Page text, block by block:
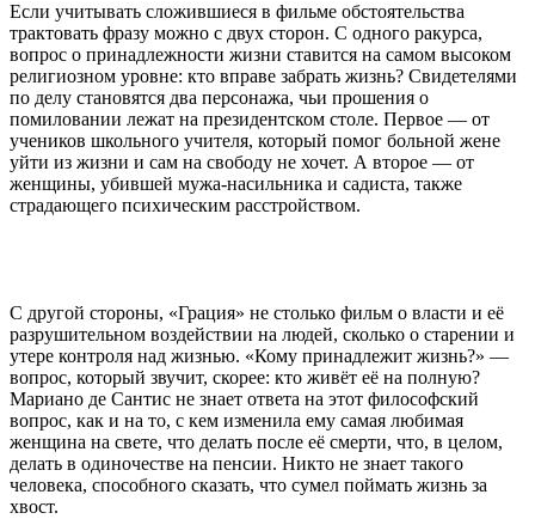
Если учитывать сложившиеся в фильме обстоятельства
трактовать фразу можно с двух сторон. С одного ракурса,
вопрос о принадлежности жизни ставится на самом высоком
религиозном уровне: кто вправе забрать жизнь? Свидетелями
по делу становятся два персонажа, чьи прошения о
помиловании лежат на президентском столе. Первое — от
учеников школьного учителя, который помог больной жене
уйти из жизни и сам на свободу не хочет. А второе — от
женщины, убившей мужа-насильника и садиста, также
страдающего психическим расстройством.
С другой стороны, «Грация» не столько фильм о власти и её
разрушительном воздействии на людей, сколько о старении и
утере контроля над жизнью. «Кому принадлежит жизнь?» —
вопрос, который звучит, скорее: кто живёт её на полную?
Мариано де Сантис не знает ответа на этот философский
вопрос, как и на то, с кем изменила ему самая любимая
женщина на свете, что делать после её смерти, что, в целом,
делать в одиночестве на пенсии. Никто не знает такого
человека, способного сказать, что сумел поймать жизнь за
хвост.